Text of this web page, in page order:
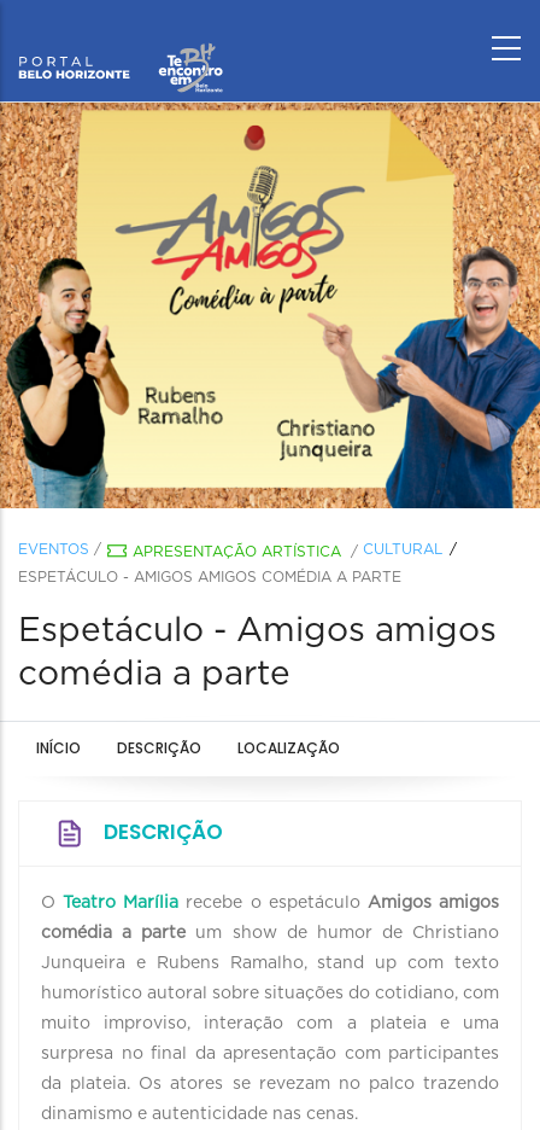
EVENTOS / APRESENTAÇÃO ARTÍSTICA / CULTURAL
ESPETÁCULO - AMIGOS AMIGOS COMÉDIA A PARTE
Espetáculo - Amigos amigos
comédia a parte
INÍCIO DESCRIÇÃO LOCALIZAÇÃO
DESCRIÇÃO
O Teatro Marília recebe o espetáculo Amigos amigos
comédia a parte um show de humor de Christiano
Junqueira e Rubens Ramalho, stand up com texto
humorístico autoral sobre situações do cotidiano, com
muito improviso, interação com a plateia e uma
surpresa no final da apresentação com participantes
da plateia. Os atores se revezam no palco trazendo
dinamismo e autenticidade nas cenas.